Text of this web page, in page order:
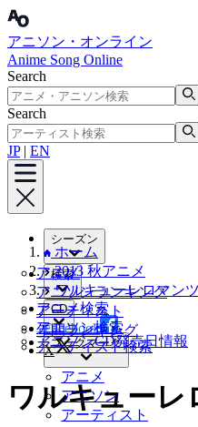
アニソン・オンライン
Anime Song Online
Search
Search
JP| EN
シーズン
アニメ
アニソンランキング
アーティスト
年間ランキング
検索
アニメ検索
アニソン検索
アーティスト検索
CD
アニソンCD発売日情報
ブックマーク
アニメ
アニソン
アーティスト
ホーム
2013 秋アニメ
ワルキューレロマン
Facebook
X
ワルキューレ